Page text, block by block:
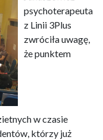
psychoterapeuta
z Linii 3Plus
zwróciła uwagę,
że punktem
w czasie
którzy już